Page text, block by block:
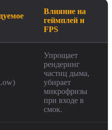
Влияние на
геймплей и
FPS
Упрощает
рендеринг
частиц дыма,
убирает
микрофризы
при входе в
смок.